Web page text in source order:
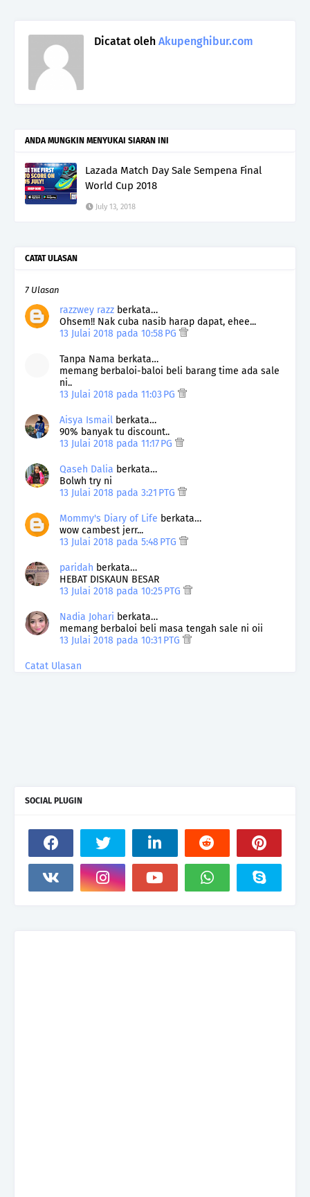
Dicatat oleh Akupenghibur.com
ANDA MUNGKIN MENYUKAI SIARAN INI
Lazada Match Day Sale Sempena Final
World Cup 2018
July 13, 2018
CATAT ULASAN
7 Ulasan
razzwey razz berkata…
Ohsem!! Nak cuba nasib harap dapat, ehee...
13 Julai 2018 pada 10:58 PG
Tanpa Nama berkata…
memang berbaloi-baloi beli barang time ada sale
ni..
13 Julai 2018 pada 11:03 PG
Aisya Ismail berkata…
90% banyak tu discount..
13 Julai 2018 pada 11:17 PG
Qaseh Dalia berkata…
Bolwh try ni
13 Julai 2018 pada 3:21 PTG
Mommy's Diary of Life berkata…
wow cambest jerr...
13 Julai 2018 pada 5:48 PTG
paridah berkata…
HEBAT DISKAUN BESAR
13 Julai 2018 pada 10:25 PTG
Nadia Johari berkata…
memang berbaloi beli masa tengah sale ni oii
13 Julai 2018 pada 10:31 PTG
Catat Ulasan
SOCIAL PLUGIN